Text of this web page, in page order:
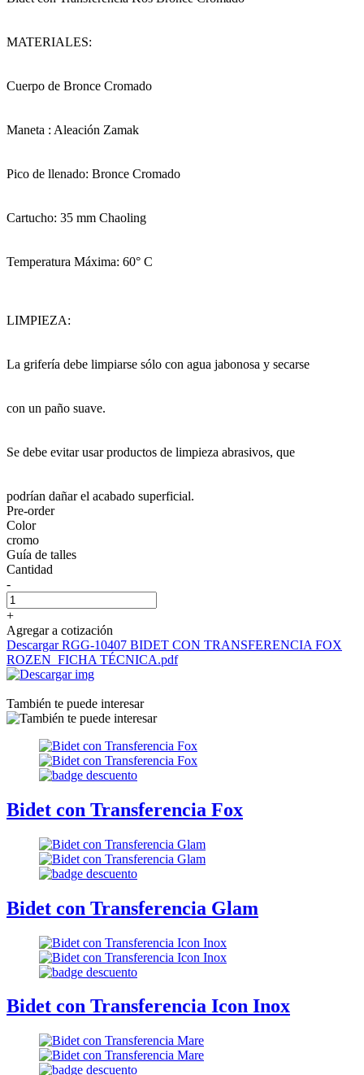
MATERIALES:
Cuerpo de Bronce Cromado
Maneta : Aleación Zamak
Pico de llenado: Bronce Cromado
Cartucho: 35 mm Chaoling
Temperatura Máxima: 60° C
LIMPIEZA:
La grifería debe limpiarse sólo con agua jabonosa y secarse
con un paño suave.
Se debe evitar usar productos de limpieza abrasivos, que
podrían dañar el acabado superficial.
Pre-order
Color
cromo
Guía de talles
Cantidad
-
+
Agregar a cotización
Descargar RGG-10407 BIDET CON TRANSFERENCIA FOX
ROZEN_FICHA TÉCNICA.pdf
También te puede interesar
Bidet con Transferencia Fox
Bidet con Transferencia Glam
Bidet con Transferencia Icon Inox